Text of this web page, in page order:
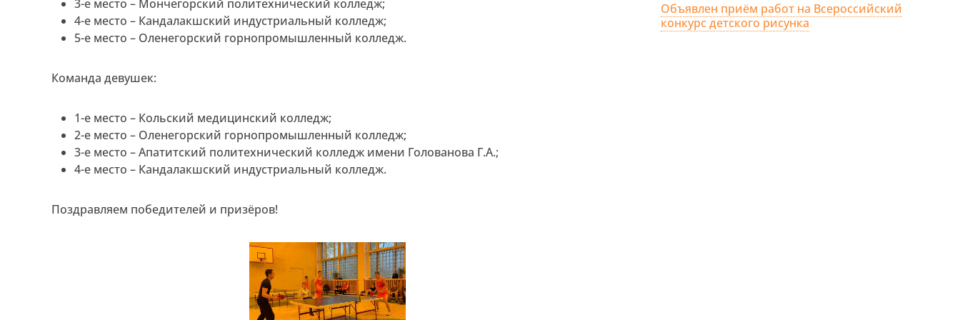
3-е место – Мончегорский политехнический колледж;
4-е место – Кандалакшский индустриальный колледж;
5-е место – Оленегорский горнопромышленный колледж.
Команда девушек:
1-е место – Кольский медицинский колледж;
2-е место – Оленегорский горнопромышленный колледж;
3-е место – Апатитский политехнический колледж имени Голованова Г.А.;
4-е место – Кандалакшский индустриальный колледж.
Поздравляем победителей и призёров!
Объявлен приём работ на Всероссийский
конкурс детского рисунка